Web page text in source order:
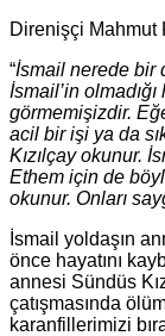
Direnişçi Mahmut
“İsmail nerede bir
İsmail’in
görmemişizdir.
acil bir işi ya da
Kızılçay okunur.
Ethem için de
okunur. Onları
İsmail yoldaşın
önce hayatını
annesi Sündüs
çatışmasında
karanfillerimizi